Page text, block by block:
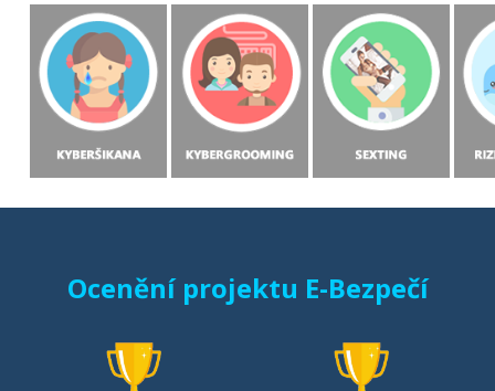
Ocenění projektu E-Bezpečí